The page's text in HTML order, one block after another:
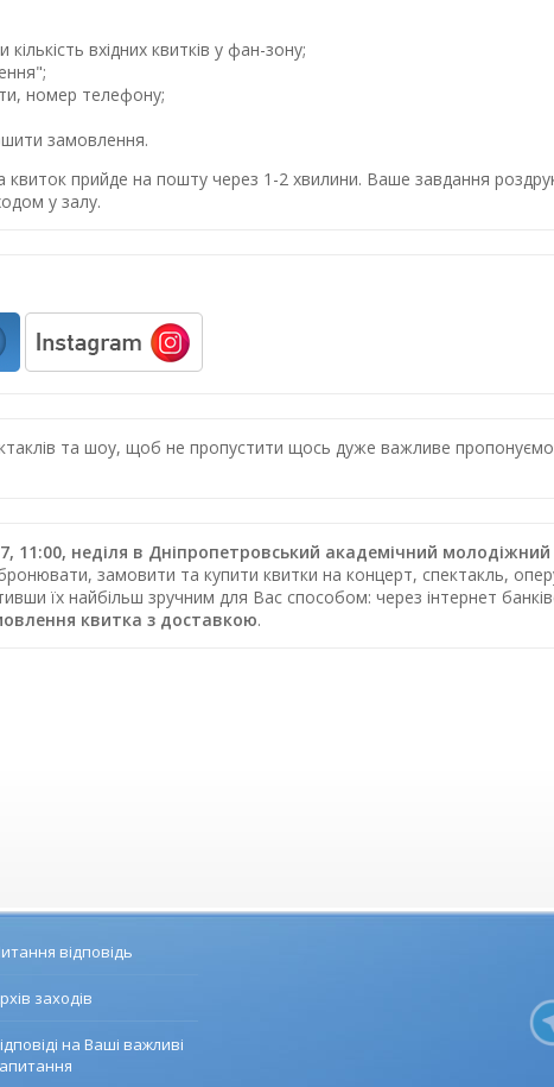
вхідних квитків у фан-зону;
номер телефону;
замовлення.
квиток прийде на пошту через 1-2 хвилини. Ваше завдання
у залу.
та шоу, щоб не пропустити щось дуже важливе
11:00, неділя в Дніпропетровський академічний
замовити та купити квитки на концерт, спектакль,
їх найбільш зручним для Вас способом: через інтернет
квитка з доставкою.
відповідь
заходів
на Ваші важливі